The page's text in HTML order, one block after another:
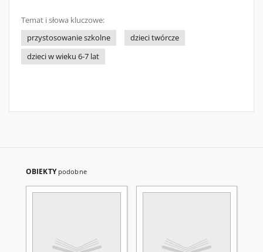
Temat i słowa kluczowe:
przystosowanie szkolne
dzieci twórcze
dzieci w wieku 6-7 lat
OBIEKTY podobne